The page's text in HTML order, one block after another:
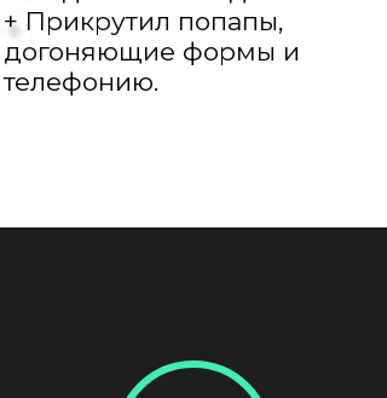
+ Прикрутил попапы,
догоняющие формы и
телефонию.